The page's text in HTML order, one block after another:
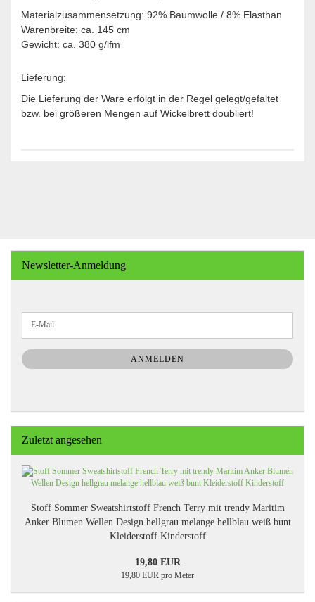
Materialzusammensetzung: 92% Baumwolle / 8% Elasthan
Warenbreite: ca. 145 cm
Gewicht: ca. 380 g/lfm
Lieferung:
Die Lieferung der Ware erfolgt in der Regel gelegt/gefaltet
bzw. bei größeren Mengen auf Wickelbrett doubliert!
Newsletter-Anmeldung
ZUR
NEWSLETTER-
ANMELDUNG
E-
ANMELDEN
Zuletzt angesehen
Stoff Sommer Sweatshirtstoff French Terry mit trendy Maritim
Anker Blumen Wellen Design hellgrau melange hellblau weiß bunt
Kleiderstoff Kinderstoff
19,80 EUR
19,80 EUR pro Meter